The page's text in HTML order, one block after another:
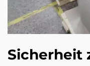
Sicherheit